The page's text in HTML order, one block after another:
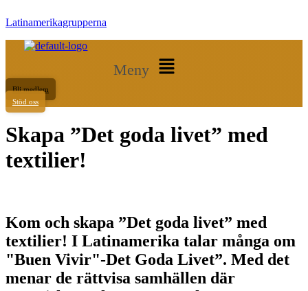
Latinamerikagrupperna
Meny
Bli medlem
Stöd oss
Skapa ”Det goda livet” med
textilier!
Kom och skapa ”Det goda livet” med
textilier! I Latinamerika talar många om
"Buen Vivir"-Det Goda Livet”. Med det
menar de rättvisa samhällen där